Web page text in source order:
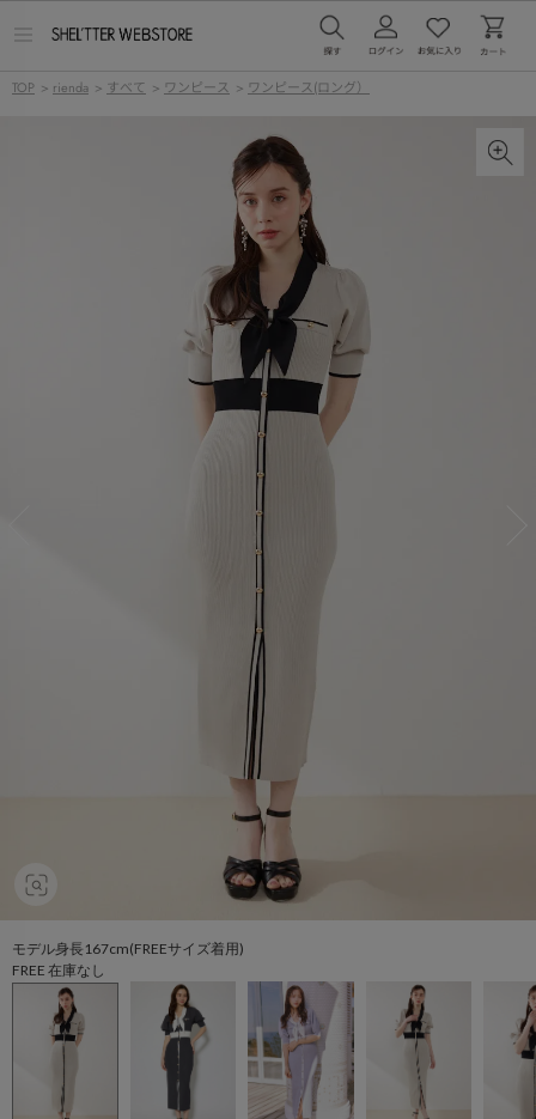
ー
TOP > rienda > すべて > ワンピース > ワンピース(ロング）
モデル身長167cm(FREEサイズ着用)
FREE 在庫なし